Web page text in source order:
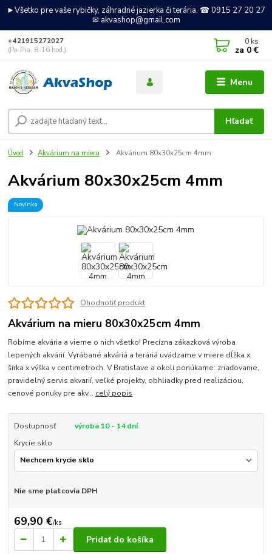
►Všetko pre vaše rybičky, záhradné jazierka či terária. ☎ 0915 27 20 27
✉ akvashop@gmail.com
Menu
Hľadať
+421915272027
(Po-Pia, 8-16 hod.)
0 ks
za 0 €
Úvod Akvárium na mieru Akvárium 80x30x25cm 4mm
Akvárium 80x30x25cm 4mm
Novinka
Ohodnotiť produkt
Akvárium na mieru 80x30x25cm 4mm
Robíme akvária a vieme o nich všetko! Precízna zákazková výroba
lepených akvárií. Vyrábané akváriá a teráriá uvádzame v miere dĺžka x
šírka x výška v centimetroch. V Bratislave a okolí ponúkame: zriaďovanie,
pravidelný servis akvarií, veľké projekty, obhliadky pred realizáciou,
cenové ponuky pre akv... celý popis
Dostupnosť
výroba 10 - 14 dní
Krycie sklo
Nie sme platcovia DPH
69,90 €/ks
Pridať do košíka